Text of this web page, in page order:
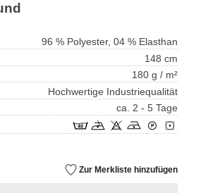
96 % Polyester, 04 % Elasthan
148 cm
180 g / m²
Hochwertige Industriequalität
ca. 2 - 5 Tage
Zur Merkliste hinzufügen